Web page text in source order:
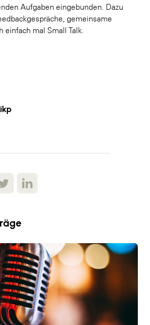
Aufgaben eingebunden. Dazu
gemeinsame
einfach mal Small Talk.
ikp